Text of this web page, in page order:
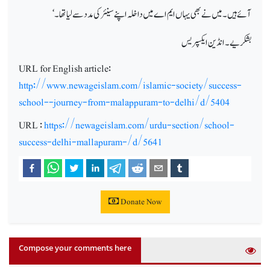
آئے ہیں۔میں نے بھی یہاں ایم اے میں داخلہ اپنے سینئر کی مدد سے لیا تھا۔‘
بشکریے۔انڈین ایکسپریس
URL for English article:
http://www.newageislam.com/islamic-society/success-
school--journey-from-malappuram-to-delhi/d/5404
URL :https://newageislam.com/urdu-section/school-
success-delhi-mallapuram-/d/5641
Donate Now
Compose your comments here